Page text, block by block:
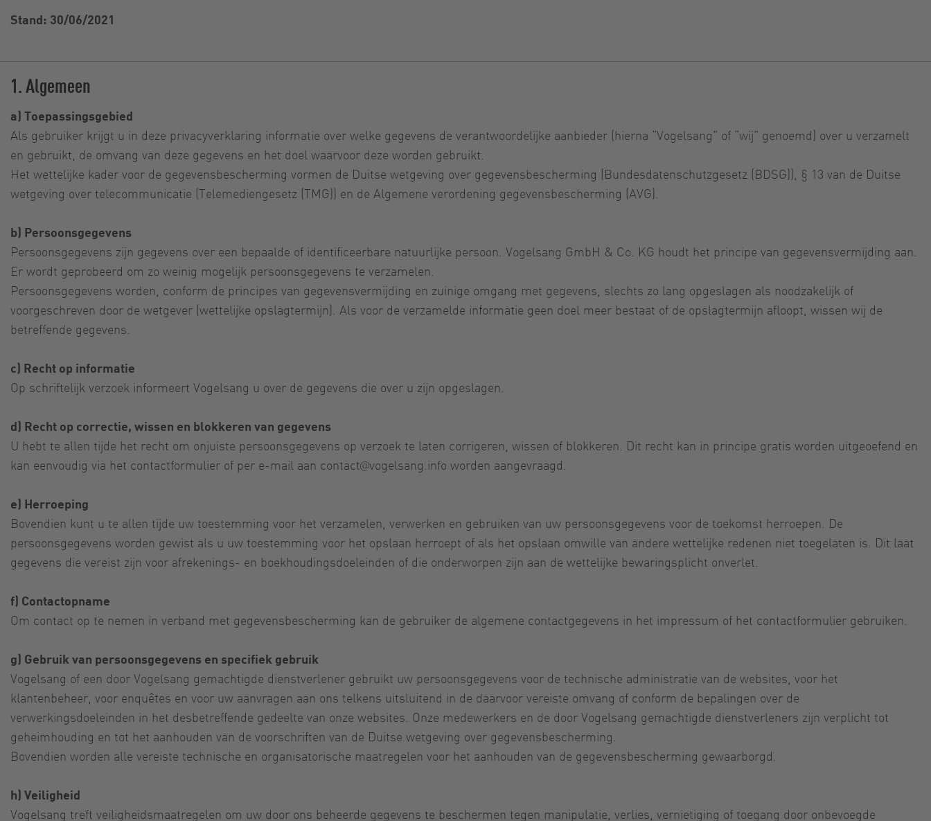
Stand: 30/06/2021
1. Algemeen
a) Toepassingsgebied
Als gebruiker krijgt u in deze privacyverklaring informatie over welke gegevens de verantwoordelijke aanbieder (hierna “Vogelsang” of “wij” genoemd) over u verzamelt
en gebruikt, de omvang van deze gegevens en het doel waarvoor deze worden gebruikt.
Het wettelijke kader voor de gegevensbescherming vormen de Duitse wetgeving over gegevensbescherming (Bundesdatenschutzgesetz (BDSG)), § 13 van de Duitse
wetgeving over telecommunicatie (Telemediengesetz (TMG)) en de Algemene verordening gegevensbescherming (AVG).
b) Persoonsgegevens
Persoonsgegevens zijn gegevens over een bepaalde of identificeerbare natuurlijke persoon. Vogelsang GmbH & Co. KG houdt het principe van gegevensvermijding aan.
Er wordt geprobeerd om zo weinig mogelijk persoonsgegevens te verzamelen.
Persoonsgegevens worden, conform de principes van gegevensvermijding en zuinige omgang met gegevens, slechts zo lang opgeslagen als noodzakelijk of
voorgeschreven door de wetgever (wettelijke opslagtermijn). Als voor de verzamelde informatie geen doel meer bestaat of de opslagtermijn afloopt, wissen wij de
betreffende gegevens.
c) Recht op informatie
Op schriftelijk verzoek informeert Vogelsang u over de gegevens die over u zijn opgeslagen.
d) Recht op correctie, wissen en blokkeren van gegevens
U hebt te allen tijde het recht om onjuiste persoonsgegevens op verzoek te laten corrigeren, wissen of blokkeren. Dit recht kan in principe gratis worden uitgeoefend en
kan eenvoudig via het contactformulier of per e-mail aan contact@vogelsang.info worden aangevraagd.
e) Herroeping
Bovendien kunt u te allen tijde uw toestemming voor het verzamelen, verwerken en gebruiken van uw persoonsgegevens voor de toekomst herroepen. De
persoonsgegevens worden gewist als u uw toestemming voor het opslaan herroept of als het opslaan omwille van andere wettelijke redenen niet toegelaten is. Dit laat
gegevens die vereist zijn voor afrekenings- en boekhoudingsdoeleinden of die onderworpen zijn aan de wettelijke bewaringsplicht onverlet.
f) Contactopname
Om contact op te nemen in verband met gegevensbescherming kan de gebruiker de algemene contactgegevens in het impressum of het contactformulier gebruiken.
g) Gebruik van persoonsgegevens en specifiek gebruik
Vogelsang of een door Vogelsang gemachtigde dienstverlener gebruikt uw persoonsgegevens voor de technische administratie van de websites, voor het
klantenbeheer, voor enquêtes en voor uw aanvragen aan ons telkens uitsluitend in de daarvoor vereiste omvang of conform de bepalingen over de
verwerkingsdoeleinden in het desbetreffende gedeelte van onze websites. Onze medewerkers en de door Vogelsang gemachtigde dienstverleners zijn verplicht tot
geheimhouding en tot het aanhouden van de voorschriften van de Duitse wetgeving over gegevensbescherming.
Bovendien worden alle vereiste technische en organisatorische maatregelen voor het aanhouden van de gegevensbescherming gewaarborgd.
h) Veiligheid
Vogelsang treft veiligheidsmaatregelen om uw door ons beheerde gegevens te beschermen tegen manipulatie, verlies, vernietiging of toegang door onbevoegde